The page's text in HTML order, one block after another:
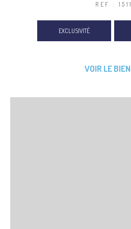
REF : 1511
EXCLUSIVITÉ
VOIR LE BIEN